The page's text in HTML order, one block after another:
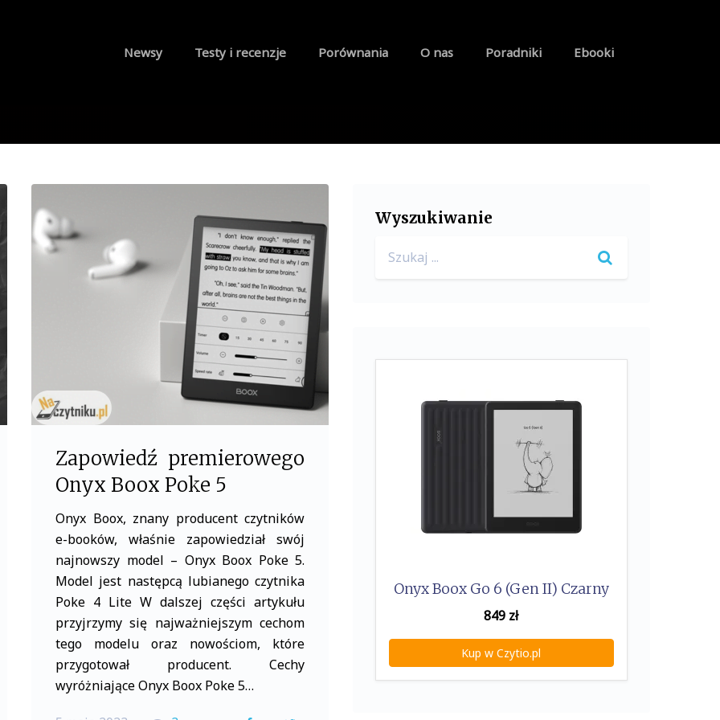
Newsy Testy i recenzje Porównania O nas Poradniki Ebooki
Zapowiedź premierowego
Onyx Boox Poke 5
Onyx Boox, znany producent czytników
e-booków, właśnie zapowiedział swój
najnowszy model – Onyx Boox Poke 5.
Model jest następcą lubianego czytnika
Poke 4 Lite W dalszej części artykułu
przyjrzymy się najważniejszym cechom
tego modelu oraz nowościom, które
przygotował producent. Cechy
wyróżniające Onyx Boox Poke 5…
Wyszukiwanie
for:
Onyx Boox Go 6 (Gen II) Czarny
849 zł
Kup w Czytio.pl